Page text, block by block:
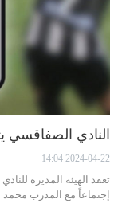
النادي الصفاقسي
2024-04-22 14:04
إجتماعاً مع المدرب محمد